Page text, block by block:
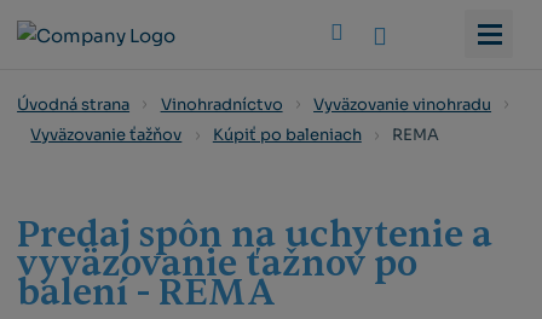
Úvodná strana Vinohradníctvo
Vyväzovanie vinohradu
Vyväzovanie ťažňov
Kúpiť po baleniach REMA
Predaj spôn na uchytenie a
vyväzovanie ťažnov po
balení - REMA